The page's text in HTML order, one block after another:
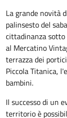
La grande novità
palinsesto del
cittadinanza sotto
al Mercatino
terrazza dei
Piccola Titanica,
bambini.
Il successo di un
territorio è